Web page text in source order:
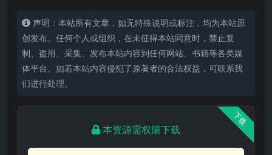
声明：本站所有文章，如无特殊说明或标注，均为本站原
创发布。任何个人或组织，在未征得本站同意时，禁止复
制、盗用、采集、发布本站内容到任何网站、书籍等各类媒
体平台。如若本站内容侵犯了原著者的合法权益，可联系我
们进行处理。
下载
本资源需权限下载